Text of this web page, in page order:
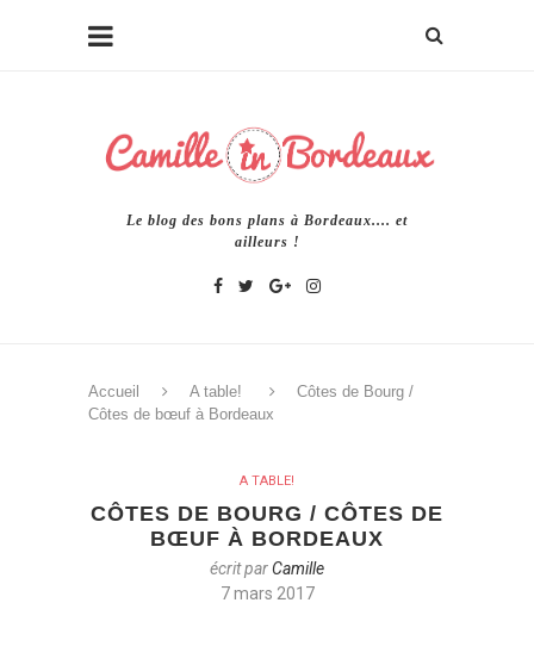
Le blog des bons plans à Bordeaux.... et
ailleurs !
Accueil A table!
Côtes de Bourg /
Côtes de bœuf à Bordeaux
A TABLE!
CÔTES DE BOURG / CÔTES DE
BŒUF À BORDEAUX
écrit parCamille
7 mars 2017